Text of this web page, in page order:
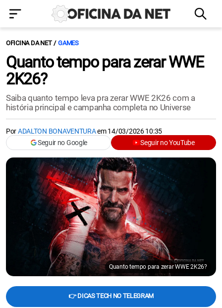
OFICINA DA NET GAMES
Quanto tempo para zerar WWE
2K26?
Saiba quanto tempo leva pra zerar WWE 2K26 com a
história principal e campanha completa no Universe
PorADALTON BONAVENTURAem14/03/2026 10:35
Seguir no Google
Seguir no YouTube
Quanto tempo para zerar WWE 2K26?
👉 DICAS TECH NO TELEGRAM